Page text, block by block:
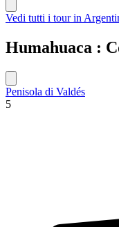
Vedi tutti i tour in
Humahuaca :
Penisola di Valdés
5